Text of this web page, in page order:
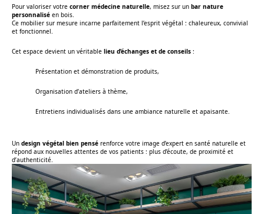
Pour valoriser votre corner médecine naturelle, misez sur un bar nature
personnalisé en bois.
Ce mobilier sur mesure incarne parfaitement l’esprit végétal : chaleureux, convivial
et fonctionnel.
Cet espace devient un véritable lieu d’échanges et de conseils :
Présentation et démonstration de produits,
Organisation d’ateliers à thème,
Entretiens individualisés dans une ambiance naturelle et apaisante.
Un design végétal bien pensé renforce votre image d’expert en santé naturelle et
répond aux nouvelles attentes de vos patients : plus d’écoute, de proximité et
d’authenticité.